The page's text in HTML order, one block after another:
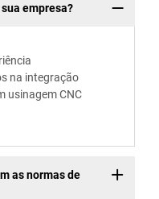
empresa?
na integração
usinagem CNC
as normas de